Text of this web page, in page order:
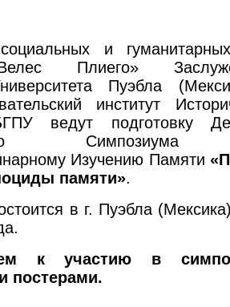
и
Плиего»
Пуэбла
институт
ведут подготовку
Изучению Памяти
памяти».
в г. Пуэбла
к участию в
постерами.